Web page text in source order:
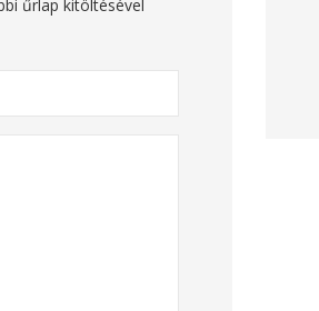
űrlap kitöltésével